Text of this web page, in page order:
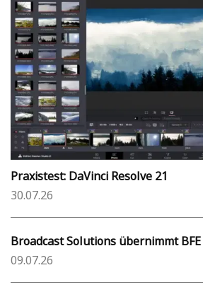
Praxistest: DaVinci Resolve 21
30.07.26
Broadcast Solutions übernimmt BFE
09.07.26